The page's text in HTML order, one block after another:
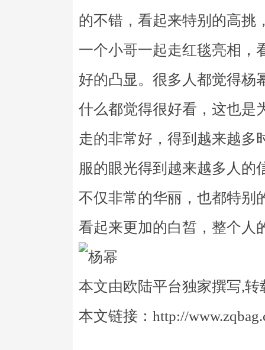
的不错，看起来特别的高挑
一个小哥一起走红毯亮相，
好的凸显。很多人都觉得杨
什么都觉得很好看，这也是
走的非常好，得到越来越多
服的眼光得到越来越多人的
不仅非常的华丽，也都特别
看起来更加的白皙，整个人
本文由欧陆平台独家撰写,转
本文链接：http://